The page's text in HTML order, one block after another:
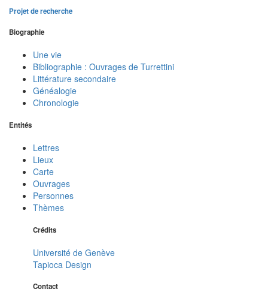
Projet de recherche
Biographie
Une vie
Bibliographie : Ouvrages de Turrettini
Littérature secondaire
Généalogie
Chronologie
Entités
Lettres
Lieux
Carte
Ouvrages
Personnes
Thèmes
Crédits
Université de Genève
Tapioca Design
Contact